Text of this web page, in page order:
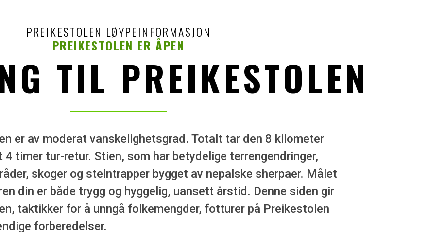
PREIKESTOLEN LØYPEINFORMASJON
PREIKESTOLEN ER ÅPEN
TIL PREIKESTOLEN
er av moderat vanskelighetsgrad. Totalt tar den 8 kilometer
4 timer tur-retur. Stien, som har betydelige terrengendringer,
skoger og steintrapper bygget av nepalske sherpaer. Målet
din er både trygg og hyggelig, uansett årstid. Denne siden gir
taktikker for å unngå folkemengder, fotturer på Preikestolen
forberedelser.